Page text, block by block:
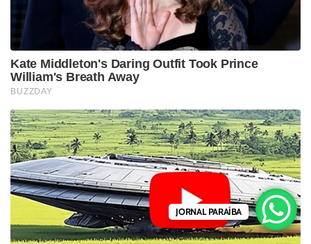
JORNAL PARAÍBA